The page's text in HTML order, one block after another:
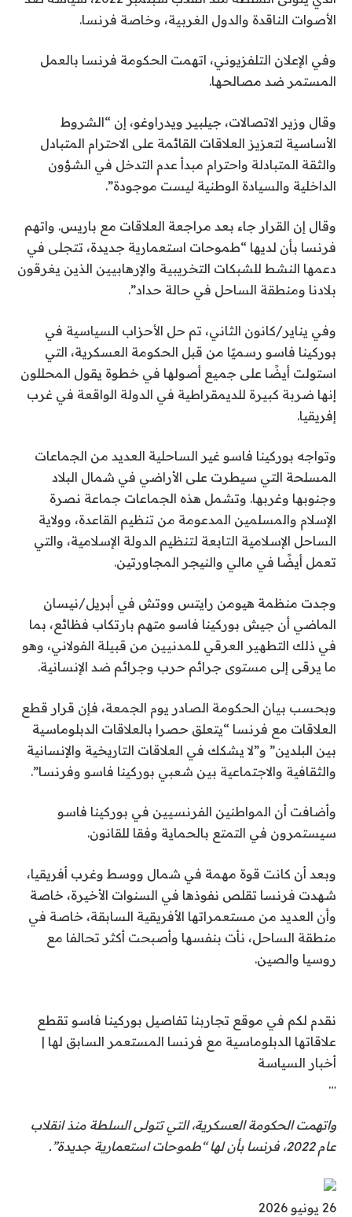
6
و
ن
و
2
0
2
ئ
ة
م
4
ع
ن
ا
ر
ا
ة
ا
ق
ا
ئ
م
الأصوات الناقدة والدول الغربية، وخاصة فرنسا.
وفي الإعلان التلفزيوني، اتهمت الحكومة فرنسا بالعمل
المستمر ضد مصالحها.
وقال وزير الاتصالات، جيلبير ويدراوغو، إن “الشروط
الأساسية لتعزيز العلاقات القائمة على الاحترام المتبادل
والثقة المتبادلة واحترام مبدأ عدم التدخل في الشؤون
الداخلية والسيادة الوطنية ليست موجودة”.
وقال إن القرار جاء بعد مراجعة العلاقات مع باريس. واتهم
فرنسا بأن لديها “طموحات استعمارية جديدة، تتجلى في
دعمها النشط للشبكات التخريبية والإرهابيين الذين يغرقون
بلادنا ومنطقة الساحل في حالة حداد”.
وفي يناير/كانون الثاني، تم حل الأحزاب السياسية في
بوركينا فاسو رسميًا من قبل الحكومة العسكرية، التي
استولت أيضًا على جميع أصولها في خطوة يقول المحللون
إنها ضربة كبيرة للديمقراطية في الدولة الواقعة في غرب
إفريقيا.
وتواجه بوركينا فاسو غير الساحلية العديد من الجماعات
المسلحة التي سيطرت على الأراضي في شمال البلاد
وجنوبها وغربها. وتشمل هذه الجماعات جماعة نصرة
الإسلام والمسلمين المدعومة من تنظيم القاعدة، وولاية
الساحل الإسلامية التابعة لتنظيم الدولة الإسلامية، والتي
تعمل أيضًا في مالي والنيجر المجاورتين.
وجدت منظمة هيومن رايتس ووتش في أبريل/نيسان
الماضي أن جيش بوركينا فاسو متهم بارتكاب فظائع، بما
في ذلك التطهير العرقي للمدنيين من قبيلة الفولاني، وهو
ما يرقى إلى مستوى جرائم حرب وجرائم ضد الإنسانية.
وبحسب بيان الحكومة الصادر يوم الجمعة، فإن قرار قطع
العلاقات مع فرنسا “يتعلق حصرا بالعلاقات الدبلوماسية
بين البلدين” و”لا يشكك في العلاقات التاريخية والإنسانية
والثقافية والاجتماعية بين شعبي بوركينا فاسو وفرنسا”.
وأضافت أن المواطنين الفرنسيين في بوركينا فاسو
سيستمرون في التمتع بالحماية وفقا للقانون.
وبعد أن كانت قوة مهمة في شمال ووسط وغرب أفريقيا،
شهدت فرنسا تقلص نفوذها في السنوات الأخيرة، خاصة
وأن العديد من مستعمراتها الأفريقية السابقة، خاصة في
منطقة الساحل، نأت بنفسها وأصبحت أكثر تحالفا مع
روسيا والصين.
نقدم لكم في موقع تجاربنا تفاصيل بوركينا فاسو تقطع
علاقاتها الدبلوماسية مع فرنسا المستعمر السابق لها |
أخبار السياسة
…
واتهمت الحكومة العسكرية، التي تتولى السلطة منذ انقلاب
عام 2022، فرنسا بأن لها “طموحات استعمارية جديدة”.
ت
26 يونيو 2026